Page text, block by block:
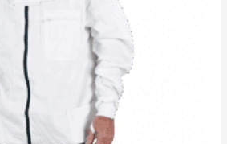
vælges
på
varesiden